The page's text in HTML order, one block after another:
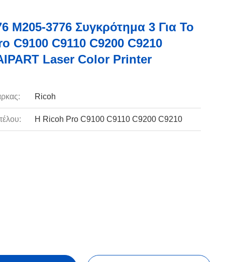
M205-3776 Συγκρότημα 3 Για Το
C9100 C9110 C9200 C9210
Laser Color Printer
Ricoh
Η Ricoh Pro C9100 C9110 C9200 C9210